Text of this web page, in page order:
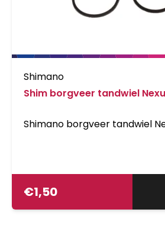
Shimano
Shim borgveer tandwiel
Shimano borgveer tandwiel
€1,50